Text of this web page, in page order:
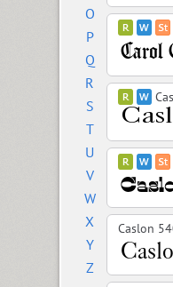
O
P
Q
R
S
T
U
V
W
X
Y
Z
Caslon